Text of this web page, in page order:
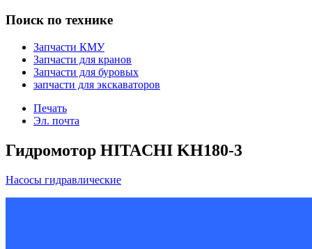
Поиск по технике
Запчасти КМУ
Запчасти для кранов
Запчасти для буровых
запчасти для экскаваторов
Печать
Эл. почта
Гидромотор HITACHI KH180-3
Насосы гидравлические